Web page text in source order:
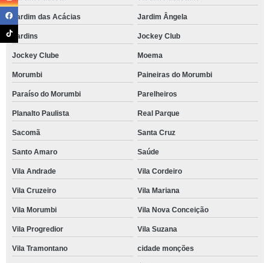
Jardim das Acácias Jardim Ângela
Jardins Jockey Club
Jockey Clube Moema
Morumbi Paineiras do Morumbi
Paraíso do Morumbi Parelheiros
Planalto Paulista Real Parque
Sacomã Santa Cruz
Santo Amaro Saúde
Vila Andrade Vila Cordeiro
Vila Cruzeiro Vila Mariana
Vila Morumbi Vila Nova Conceição
Vila Progredior Vila Suzana
Vila Tramontano cidade monções